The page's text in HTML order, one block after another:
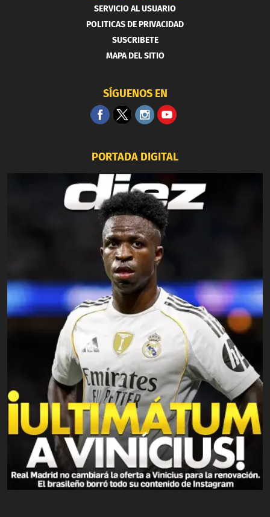
SERVICIO AL USUARIO
POLITICAS DE PRIVACIDAD
SUSCRIBETE
MAPA DEL SITIO
SÍGUENOS EN
PORTADA DIGITAL